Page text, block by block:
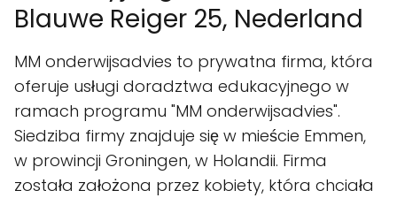
Blauwe Reiger 25, Nederland
MM onderwijsadvies to prywatna firma, która
oferuje usługi doradztwa edukacyjnego w
ramach programu "MM onderwijsadvies".
Siedziba firmy znajduje się w mieście Emmen,
w prowincji Groningen, w Holandii. Firma
została założona przez kobiety, która chciała